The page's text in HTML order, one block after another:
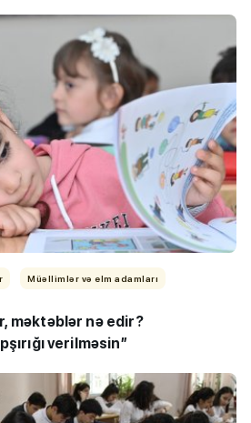
Müəllimlər və elm adamları
məktəblər nə edir?
verilməsin”